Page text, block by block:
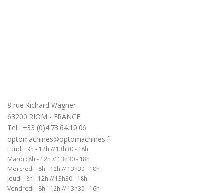
8 rue Richard Wagner
63200 RIOM - FRANCE
Tel : +33 (0)4.73.64.10.06
optomachines@optomachines.fr
Lundi : 9h - 12h // 13h30 - 18h
Mardi : 8h - 12h // 13h30 - 18h
Mercredi : 8h - 12h // 13h30 - 18h
Jeudi : 8h - 12h // 13h30 - 18h
Vendredi : 8h - 12h // 13h30 - 16h